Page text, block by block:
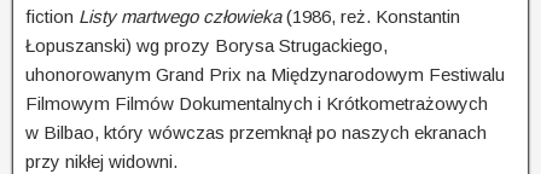
fiction Listy martwego człowieka(1986, reż. Konstantin
Łopuszanski) wg prozy Borysa Strugackiego,
uhonorowanym Grand Prix na Między­na­ro­do­wym Festiwalu
Filmowym Filmów Dokumentalnych i Krótkometrażowych
w Bilbao, który wów­czas przemknął po naszych ekranach
przy nikłej widowni.